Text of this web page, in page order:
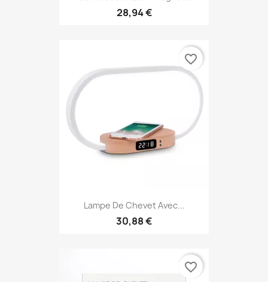
28,94 €
Lampe De Chevet Avec...
30,88 €
favorite_border
favorite_border